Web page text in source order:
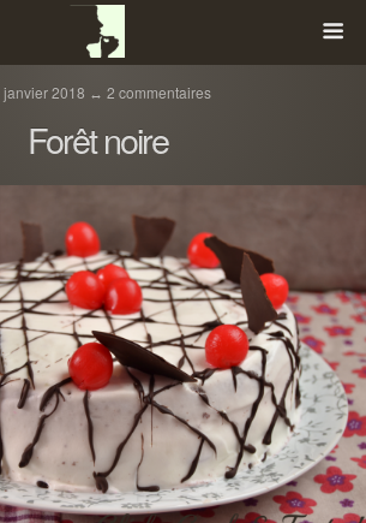
janvier 2018 ↔ 2 commentaires
Forêt noire